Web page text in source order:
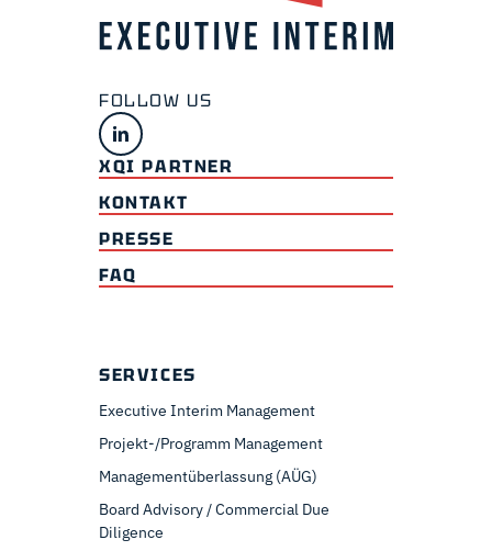
XQI PARTNER
KONTAKT
PRESSE
FAQ
SERVICES
Executive Interim Management
Projekt-/Programm Management
Managementüberlassung (AÜG)
Board Advisory / Commercial Due
Diligence